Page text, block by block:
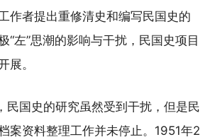
作者提出重修清史和编写民国史的
“左”思潮的影响与干扰，民国史项目
展。
民国史的研究虽然受到干扰，但是民
案资料整理工作并未停止。1951年2